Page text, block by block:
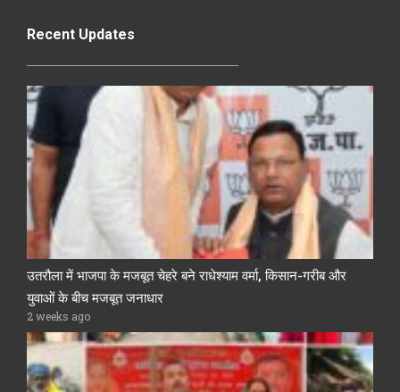
Recent Updates
उतरौला में भाजपा के मजबूत चेहरे बने राधेश्याम वर्मा, किसान-गरीब और
युवाओं के बीच मजबूत जनाधार
2 weeks ago